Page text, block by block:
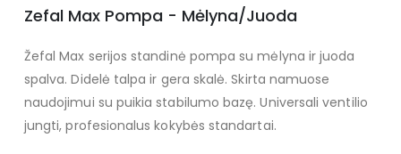
Zefal Max Pompa - Mėlyna/Juoda
Žefal Max serijos standinė pompa su mėlyna ir juoda
spalva. Didelė talpa ir gera skalė. Skirta namuose
naudojimui su puikia stabilumo bazę. Universali ventilio
jungti, profesionalus kokybės standartai.